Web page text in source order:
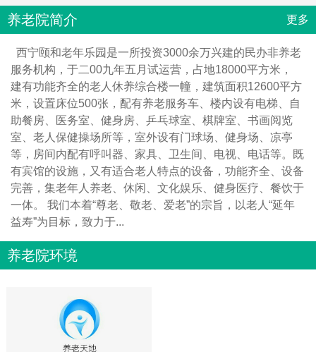
养老院简介 更多
西宁颐和老年乐园是一所投资3000余万兴建的民办非养老
服务机构，于二00九年五月试运营，占地18000平方米，
建有功能齐全的老人休养综合楼一幢，建筑面积12600平方
米，设置床位500张，配有养老服务车、楼内设有电梯、自
助餐房、医务室、健身房、乒乓球室、棋牌室、书画阅览
室、老人保健操场所等，室外设有门球场、健身场、凉亭
等，房间内配有呼叫器、家具、卫生间、电视、电话等。既
有宾馆的设施，又有适合老人特点的设备，功能齐全、设备
完善，集老年人养老、休闲、文化娱乐、健身医疗、餐饮于
一体。 我们本着“尊老、敬老、爱老”的宗旨，以老人“延年
益寿”为目标，致力于...
养老院环境